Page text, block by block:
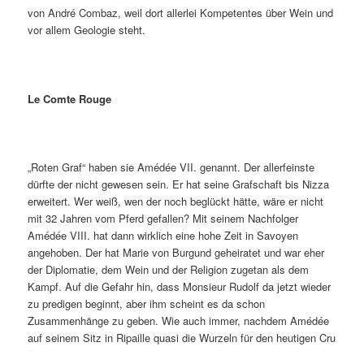
von André Combaz, weil dort allerlei Kompetentes über Wein und
vor allem Geologie steht.
Le Comte Rouge
„Roten Graf“ haben sie Amédée VII. genannt. Der allerfeinste
dürfte der nicht gewesen sein. Er hat seine Grafschaft bis Nizza
erweitert. Wer weiß, wen der noch beglückt hätte, wäre er nicht
mit 32 Jahren vom Pferd gefallen? Mit seinem Nachfolger
Amédée VIII. hat dann wirklich eine hohe Zeit in Savoyen
angehoben. Der hat Marie von Burgund geheiratet und war eher
der Diplomatie, dem Wein und der Religion zugetan als dem
Kampf. Auf die Gefahr hin, dass Monsieur Rudolf da jetzt wieder
zu predigen beginnt, aber ihm scheint es da schon
Zusammenhänge zu geben. Wie auch immer, nachdem Amédée
auf seinem Sitz in Ripaille quasi die Wurzeln für den heutigen Cru